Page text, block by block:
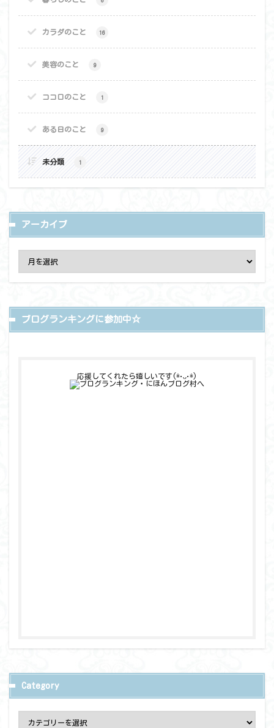
カラダのこと 16
美容のこと 9
ココロのこと 1
ある日のこと 9
未分類 1
アーカイブ
ブログランキングに参加中☆
応援してくれたら嬉しいです(*•ᴗ•*)
Category